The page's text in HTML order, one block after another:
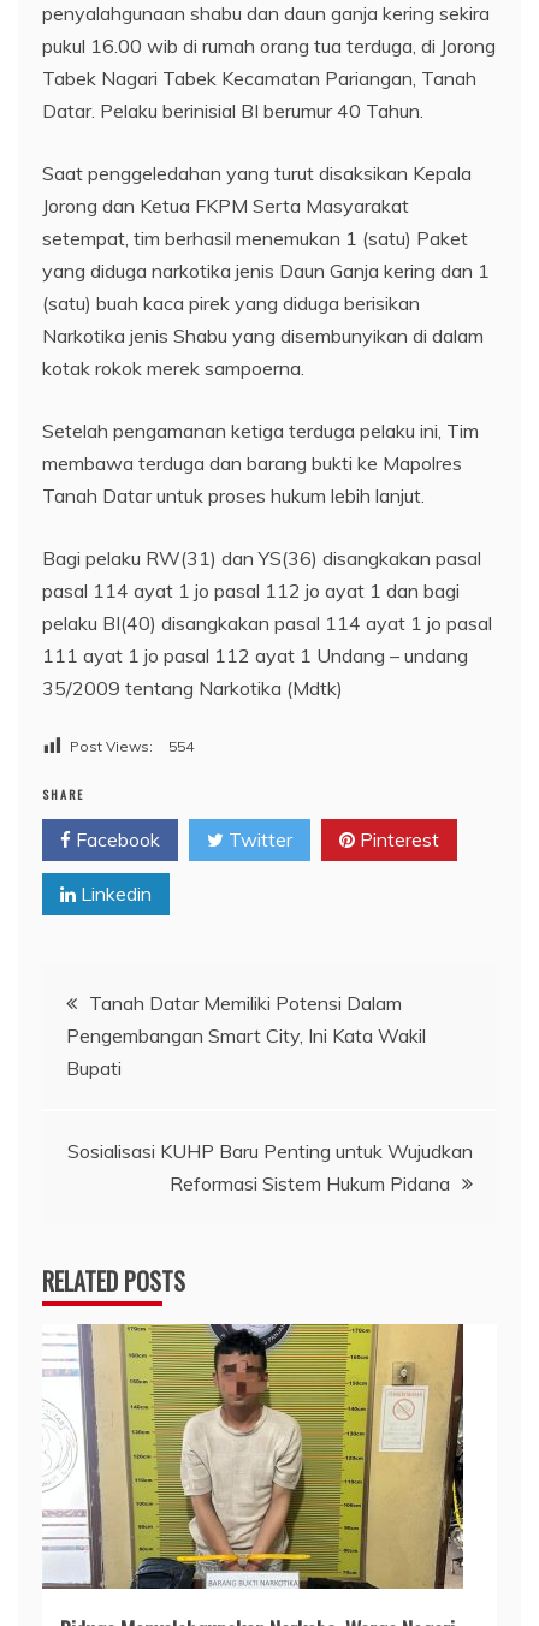
penyalahgunaan shabu dan daun ganja kering sekira
pukul 16.00 wib di rumah orang tua terduga, di Jorong
Tabek Nagari Tabek Kecamatan Pariangan, Tanah
Datar. Pelaku berinisial BI berumur 40 Tahun.
Saat penggeledahan yang turut disaksikan Kepala
Jorong dan Ketua FKPM Serta Masyarakat
setempat, tim berhasil menemukan 1 (satu) Paket
yang diduga narkotika jenis Daun Ganja kering dan 1
(satu) buah kaca pirek yang diduga berisikan
Narkotika jenis Shabu yang disembunyikan di dalam
kotak rokok merek sampoerna.
Setelah pengamanan ketiga terduga pelaku ini, Tim
membawa terduga dan barang bukti ke Mapolres
Tanah Datar untuk proses hukum lebih lanjut.
Bagi pelaku RW(31) dan YS(36) disangkakan pasal
pasal 114 ayat 1 jo pasal 112 jo ayat 1 dan bagi
pelaku BI(40) disangkakan pasal 114 ayat 1 jo pasal
111 ayat 1 jo pasal 112 ayat 1 Undang – undang
35/2009 tentang Narkotika (Mdtk)
Post Views: 554
SHARE
Facebook Twitter Pinterest
Linkedin
Navigasi
pos
Tanah Datar Memiliki Potensi Dalam
Pengembangan Smart City, Ini Kata Wakil
Bupati
Sosialisasi KUHP Baru Penting untuk Wujudkan
Reformasi Sistem Hukum Pidana
RELATED POSTS